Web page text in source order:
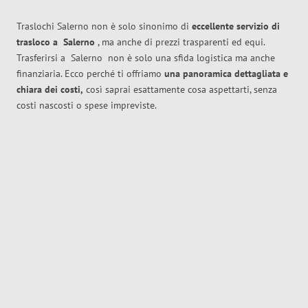
Traslochi Salerno non è solo sinonimo di eccellente servizio di
trasloco a Salerno , ma anche di prezzi trasparenti ed equi.
Trasferirsi a Salerno non è solo una sfida logistica ma anche
finanziaria. Ecco perché ti offriamo una panoramica dettagliata e
chiara dei costi, così saprai esattamente cosa aspettarti, senza
costi nascosti o spese impreviste.